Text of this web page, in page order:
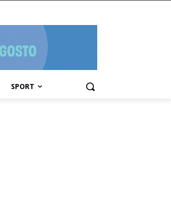
SPORT